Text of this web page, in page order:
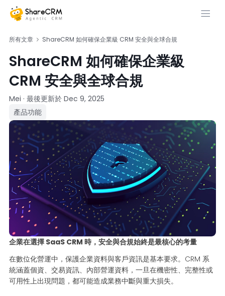
所有文章 ShareCRM 如何確保企業級 CRM 安全與全球合規
ShareCRM 如何確保企業級
CRM 安全與全球合規
Mei · 最後更新於 Dec 9, 2025
產品功能
企業在選擇 SaaS CRM 時，安全與合規始終是最核心的考量
在數位化營運中，保護企業資料與客戶資訊是基本要求。CRM 系
統涵蓋個資、交易資訊、內部營運資料，一旦在機密性、完整性或
可用性上出現問題，都可能造成業務中斷與重大損失。